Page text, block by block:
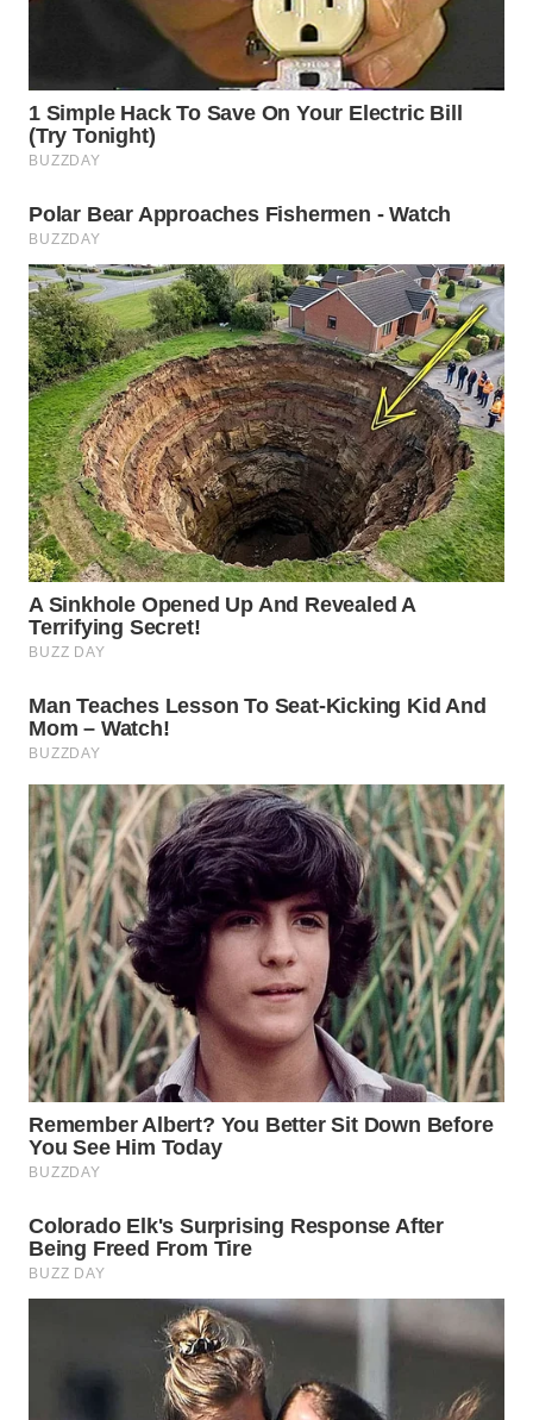
WN
PRIANGAN
TIMUR
WN
SEMARANG
WN
SOLO
WN
BOROBUDUR
WN
MADURA
WN
SURABAYA
WN
WN
WN
MANDALIKA
WN
LIKUPANG
WN
LABUANBAJO
WN
BORNEO
Group
WAHANA
WAHANA